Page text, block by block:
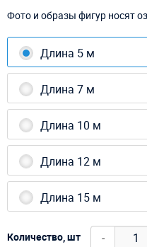
Фото и образы фигур носят
Длина 5 м
Длина 7 м
Длина 10 м
Длина 12 м
Длина 15 м
Количество, шт -